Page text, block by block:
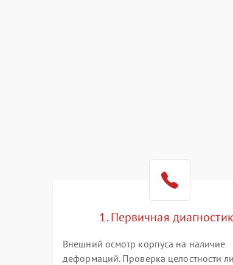
1. Первичная
Внешний осмотр корпуса на наличие
деформаций. Проверка целостности